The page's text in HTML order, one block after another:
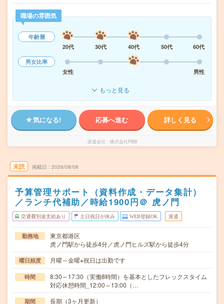
職場の雰囲気
年齢層
20代
30代 40代 50代
60代
男女比率
女性
男性
もっと見る
気になる! 応募へ進む 詳しく見る
派遣会社 株式会社PBB
未読 掲載日 2026/08/08
予算管理サポート（資料作成・データ集計）
／ランチ代補助／時給1900円＠ 虎ノ門
交通費別途支給あり 土日祝日が休み WEB登録OK 派遣
勤務地
東京都港区
虎ノ門駅から徒歩4分／虎ノ門ヒルズ駅から徒歩4分
曜日頻度 月曜～金曜※祝日は出勤です
時間
8:30～17:30（実働8時間）を基本としたフレックスタイム
対応休憩時間_12:00～13:00（…
期間 長期（3ヶ月更新）